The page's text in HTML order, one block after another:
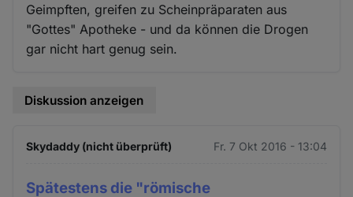
Geimpften, greifen zu Scheinpräparaten aus
"Gottes" Apotheke - und da können die Drogen
gar nicht hart genug sein.
Diskussion anzeigen
Skydaddy (nicht überprüft) Fr. 7 Okt 2016 - 13:04
Spätestens die "römische